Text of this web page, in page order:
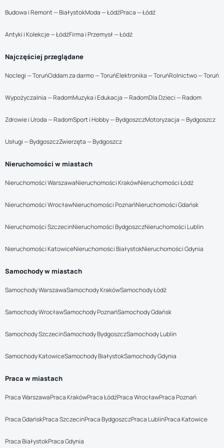
Budowa i Remont — BiałystokModa — ŁódźPraca — Łódź
Antyki i Kolekcje — ŁódźFirma i Przemysł — Łódź
Najczęściej przeglądane
Noclegi — ToruńOddam za darmo — ToruńElektronika — ToruńRolnictwo — Toruń
Wypożyczalnia — RadomMuzyka i Edukacja — RadomDla Dzieci — Radom
Zdrowie i Uroda — RadomSport i Hobby — BydgoszczMotoryzacja — Bydgoszcz
Usługi — BydgoszczZwierzęta — Bydgoszcz
Nieruchomości w miastach
Nieruchomości WarszawaNieruchomości KrakówNieruchomości Łódź
Nieruchomości WrocławNieruchomości PoznańNieruchomości Gdańsk
Nieruchomości SzczecinNieruchomości BydgoszczNieruchomości Lublin
Nieruchomości KatowiceNieruchomości BiałystokNieruchomości Gdynia
Samochody w miastach
Samochody WarszawaSamochody KrakówSamochody Łódź
Samochody WrocławSamochody PoznańSamochody Gdańsk
Samochody SzczecinSamochody BydgoszczSamochody Lublin
Samochody KatowiceSamochody BiałystokSamochody Gdynia
Praca w miastach
Praca WarszawaPraca KrakówPraca ŁódźPraca WrocławPraca Poznań
Praca GdańskPraca SzczecinPraca BydgoszczPraca LublinPraca Katowice
Praca BiałystokPraca Gdynia